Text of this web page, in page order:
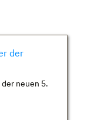
der
neuen 5.